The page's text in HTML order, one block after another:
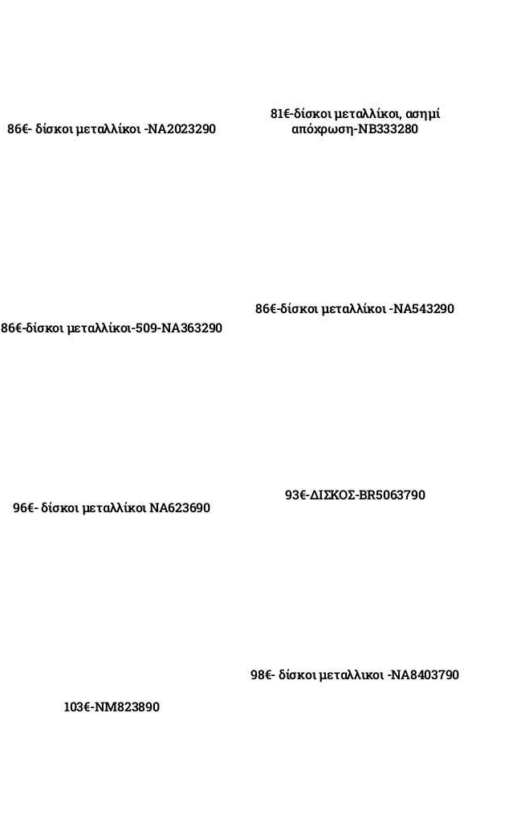
81€-δίσκοι μεταλλίκοι, ασημί
απόχρωση-NB333280
86€- δίσκοι μεταλλίκοι -NA2023290
86€-δίσκοι μεταλλίκοι -NA543290
86€-δίσκοι μεταλλίκοι-509-NA363290
93€-ΔΙΣΚΟΣ-BR5063790
96€- δίσκοι μεταλλίκοι NA623690
98€- δίσκοι μεταλλικοι -NA8403790
103€-NM823890